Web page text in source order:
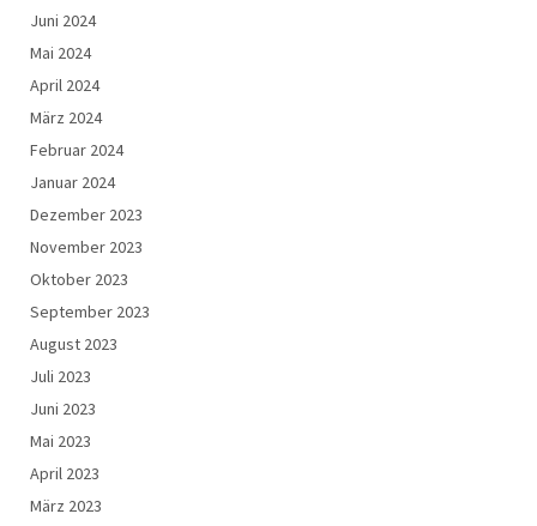
Juni 2024
Mai 2024
April 2024
März 2024
Februar 2024
Januar 2024
Dezember 2023
November 2023
Oktober 2023
September 2023
August 2023
Juli 2023
Juni 2023
Mai 2023
April 2023
März 2023